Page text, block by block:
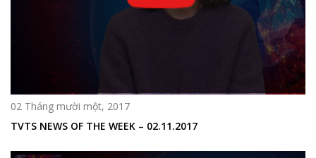
02 Tháng mười một, 2017
TVTS NEWS OF THE WEEK – 02.11.2017